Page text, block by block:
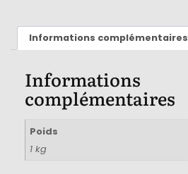
Informations complémentaires
Informations
complémentaires
Poids
1 kg